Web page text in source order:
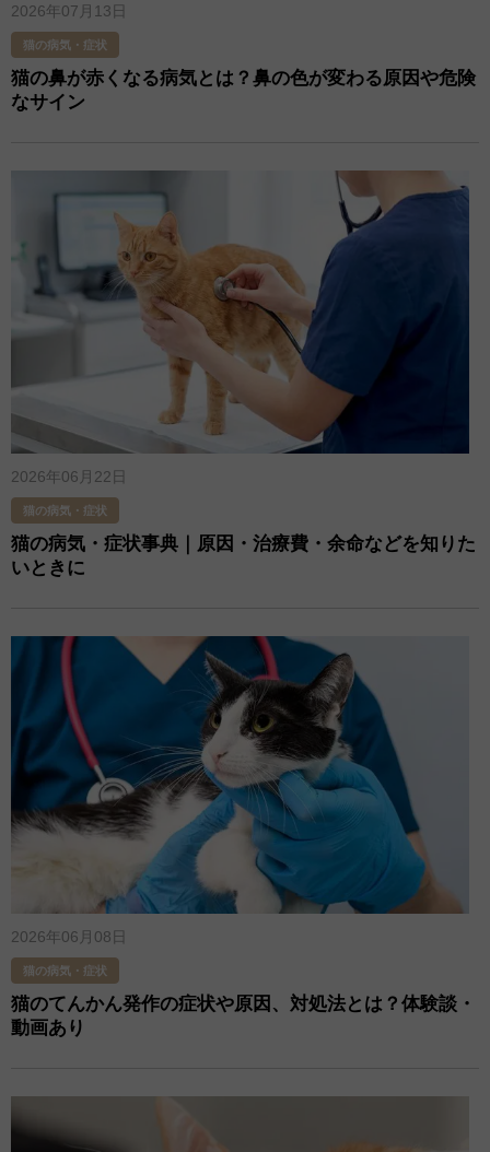
2026年07月13日
猫の病気・症状
猫の鼻が赤くなる病気とは？鼻の色が変わる原因や危険
なサイン
2026年06月22日
猫の病気・症状
猫の病気・症状事典｜原因・治療費・余命などを知りた
いときに
2026年06月08日
猫の病気・症状
猫のてんかん発作の症状や原因、対処法とは？体験談・
動画あり